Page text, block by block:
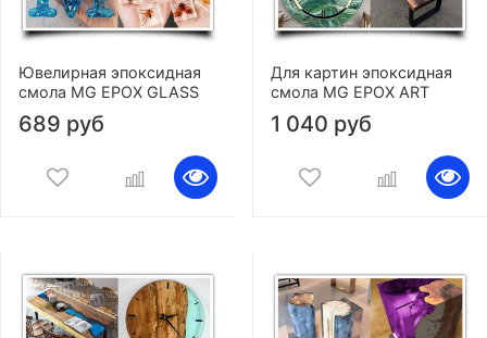
Ювелирная эпоксидная
смола MG EPOX GLASS
689 руб
Для картин эпоксидная
смола MG EPOX ART
1 040 руб